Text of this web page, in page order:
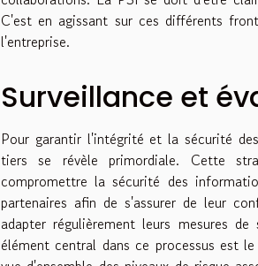
C'est en agissant sur ces différents
l'entreprise.
Surveillance et
Pour garantir l'intégrité et la sécurité
tiers se révèle primordiale. Cette
compromettre la sécurité des
partenaires afin de s'assurer de leur
adapter régulièrement leurs mesures
élément central dans ce processus est